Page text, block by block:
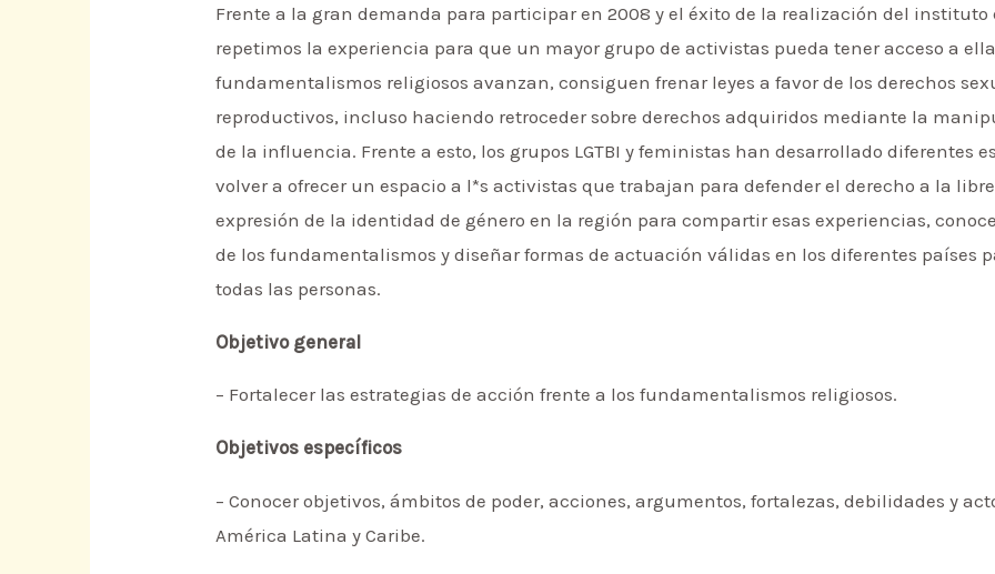
Frente a la gran demanda para participar en 2008 y el éxito de la realización del instituto
repetimos la experiencia para que un mayor grupo de activistas pueda tener acceso a
fundamentalismos religiosos avanzan, consiguen frenar leyes a favor de los derechos
reproductivos, incluso haciendo retroceder sobre derechos adquiridos mediante la
de la influencia. Frente a esto, los grupos LGTBI y feministas han desarrollado diferentes
volver a ofrecer un espacio a l*s activistas que trabajan para defender el derecho a la
expresión de la identidad de género en la región para compartir esas experiencias,
de los fundamentalismos y diseñar formas de actuación válidas en los diferentes países
todas las personas.
Objetivo general
– Fortalecer las estrategias de acción frente a los fundamentalismos religiosos.
Objetivos específicos
– Conocer objetivos, ámbitos de poder, acciones, argumentos, fortalezas, debilidades y
América Latina y Caribe.